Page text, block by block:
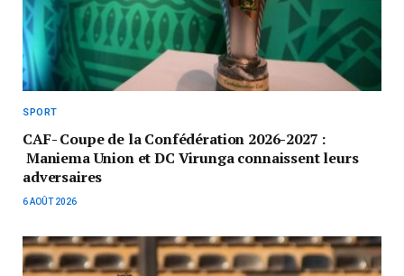
SPORT
CAF- Coupe de la Confédération 2026-2027 :
Maniema Union et DC Virunga connaissent leurs
adversaires
6 AOÛT 2026